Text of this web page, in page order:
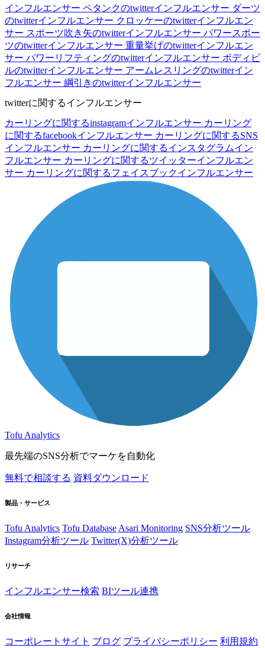
インフルエンサー ペタンクのtwitterインフルエンサー ダーツ
のtwitterインフルエンサー クロッケーのtwitterインフルエン
サー スポーツ吹き矢のtwitterインフルエンサー パワースポー
ツのtwitterインフルエンサー 重量挙げのtwitterインフルエン
サー パワーリフティングのtwitterインフルエンサー ボディビ
ルのtwitterインフルエンサー アームレスリングのtwitterイン
フルエンサー 綱引きのtwitterインフルエンサー
twitterに関するインフルエンサー
カーリングに関するinstagramインフルエンサー カーリング
に関するfacebookインフルエンサー カーリングに関するSNS
インフルエンサー カーリングに関するインスタグラムイン
フルエンサー カーリングに関するツイッターインフルエン
サー カーリングに関するフェイスブックインフルエンサー
Tofu Analytics
最先端のSNS分析でマーケを自動化
無料で相談する 資料ダウンロード
製品・サービス
Tofu Analytics Tofu Database Asari Monitoring SNS分析ツール
Instagram分析ツール Twitter(X)分析ツール
リサーチ
インフルエンサー検索 BIツール連携
会社情報
コーポレートサイト ブログ プライバシーポリシー 利用規約